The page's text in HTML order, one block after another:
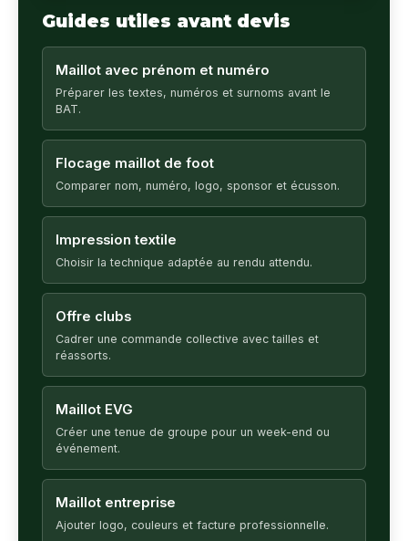
Guides utiles avant devis
Maillot avec prénom et numéro
Préparer les textes, numéros et surnoms avant le
BAT.
Flocage maillot de foot
Comparer nom, numéro, logo, sponsor et écusson.
Impression textile
Choisir la technique adaptée au rendu attendu.
Offre clubs
Cadrer une commande collective avec tailles et
réassorts.
Maillot EVG
Créer une tenue de groupe pour un week-end ou
événement.
Maillot entreprise
Ajouter logo, couleurs et facture professionnelle.